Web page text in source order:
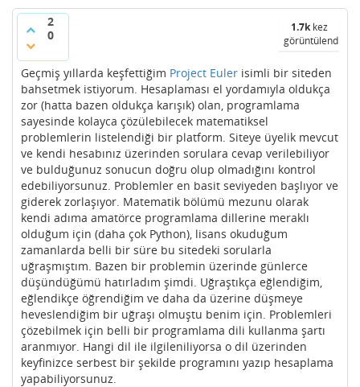
2
0
1.7kkez
görüntülendi
Geçmiş yıllarda keşfettiğim Project Euler isimli bir siteden
bahsetmek istiyorum. Hesaplaması el yordamıyla oldukça
zor (hatta bazen oldukça karışık) olan, programlama
sayesinde kolayca çözülebilecek matematiksel
problemlerin listelendiği bir platform. Siteye üyelik mevcut
ve kendi hesabınız üzerinden sorulara cevap verilebiliyor
ve bulduğunuz sonucun doğru olup olmadığını kontrol
edebiliyorsunuz. Problemler en basit seviyeden başlıyor ve
giderek zorlaşıyor. Matematik bölümü mezunu olarak
kendi adıma amatörce programlama dillerine meraklı
olduğum için (daha çok Python), lisans okuduğum
zamanlarda belli bir süre bu sitedeki sorularla
uğraşmıştım. Bazen bir problemin üzerinde günlerce
düşündüğümü hatırladım şimdi. Uğraştıkça eğlendiğim,
eğlendikçe öğrendiğim ve daha da üzerine düşmeye
heveslendiğim bir uğraşı olmuştu benim için. Problemleri
çözebilmek için belli bir programlama dili kullanma şartı
aranmıyor. Hangi dil ile ilgileniliyorsa o dil üzerinden
keyfinizce serbest bir şekilde programını yazıp hesaplama
yapabiliyorsunuz.